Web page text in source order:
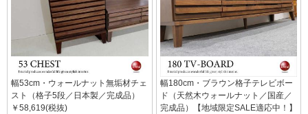
幅53cm・ウォールナット無垢材チェ
スト（格子5段／日本製／完成品）
￥58,619(税抜)
幅180cm・ブラウン格子テレビボー
ド（天然木ウォールナット／国産／
完成品）【地域限定SALE適応中！】